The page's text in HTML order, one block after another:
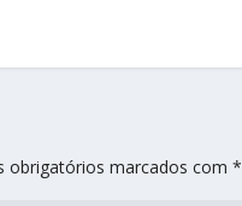
obrigatórios marcados com*